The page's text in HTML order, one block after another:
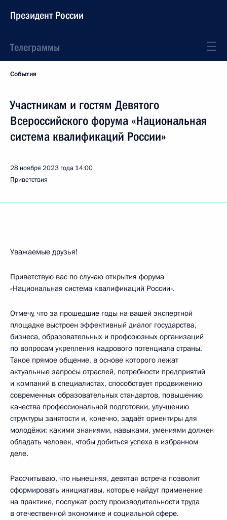
Президент России
Телеграммы
События
Участникам и гостям Девятого
Всероссийского форума «Национальная
система квалификаций России»
28 ноября 2023 года 14:00
Приветствия
Уважаемые друзья!
Приветствую вас по случаю открытия форума
«Национальная система квалификаций России».
Отмечу, что за прошедшие годы на вашей экспертной
площадке выстроен эффективный диалог государства,
бизнеса, образовательных и профсоюзных организаций
по вопросам укрепления кадрового потенциала страны.
Такое прямое общение, в основе которого лежат
актуальные запросы отраслей, потребности предприятий
и компаний в специалистах, способствует продвижению
современных образовательных стандартов, повышению
качества профессиональной подготовки, улучшению
структуры занятости и, конечно, задаёт ориентиры для
молодёжи: какими знаниями, навыками, умениями должен
обладать человек, чтобы добиться успеха в избранном
деле.
Рассчитываю, что нынешняя, девятая встреча позволит
сформировать инициативы, которые найдут применение
на практике, послужат росту производительности труда
в отечественной экономике и социальной сфере.